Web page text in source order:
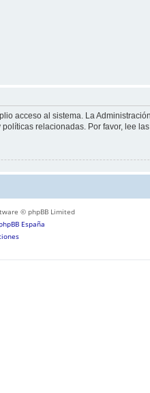
acceso al sistema. La
relacionadas. Por favor, lee
© phpBB Limited
España